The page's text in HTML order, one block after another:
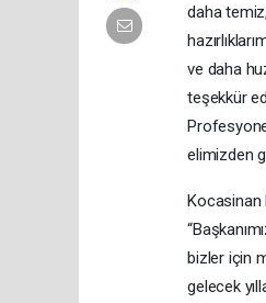
daha
ve daha
teşekkür
elimizden
Kocasinan
bizler için
gelecek